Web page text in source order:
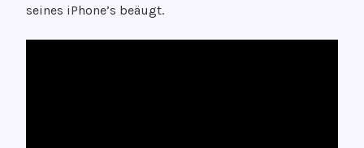
seines iPhone’s beäugt.